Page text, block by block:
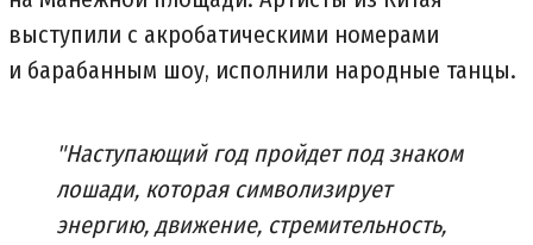
выступили с акробатическими номерами
и барабанным шоу, исполнили народные танцы.
"Наступающий год пройдет под знаком
лошади, которая символизирует
энергию, движение, стремительность,